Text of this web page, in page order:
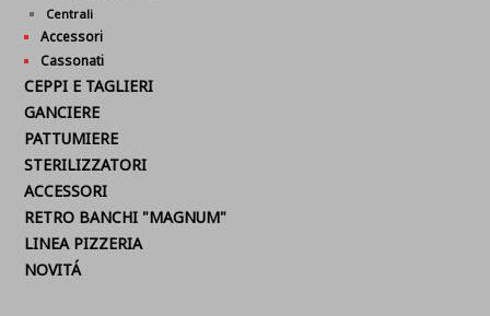
Centrali
Accessori
Cassonati
CEPPI E TAGLIERI
GANCIERE
PATTUMIERE
STERILIZZATORI
ACCESSORI
RETRO BANCHI "MAGNUM"
LINEA PIZZERIA
NOVITÁ